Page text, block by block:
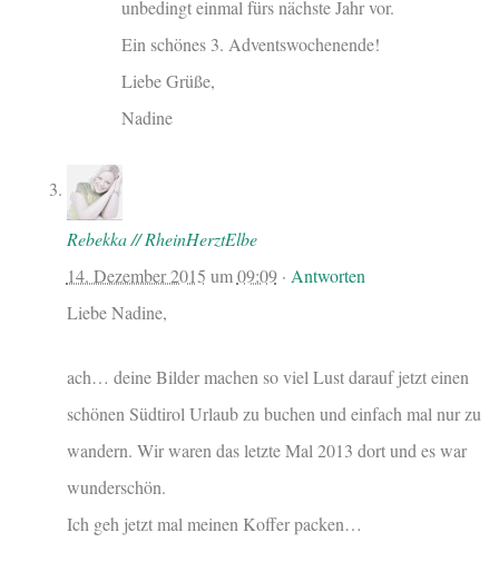
unbedingt einmal fürs nächste Jahr vor.
Ein schönes 3. Adventswochenende!
Liebe Grüße,
Nadine
Rebekka // RheinHerztElbe
14. Dezember 2015 um09:09· Antworten
Liebe Nadine,
ach… deine Bilder machen so viel Lust darauf jetzt einen
schönen Südtirol Urlaub zu buchen und einfach mal nur zu
wandern. Wir waren das letzte Mal 2013 dort und es war
wunderschön.
Ich geh jetzt mal meinen Koffer packen…